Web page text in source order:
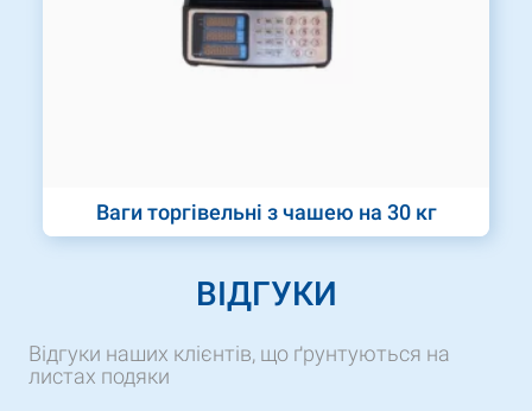
Ваги торгівельні з чашею на 30 кг
ВІДГУКИ
Відгуки наших клієнтів, що ґрунтуються на
листах подяки